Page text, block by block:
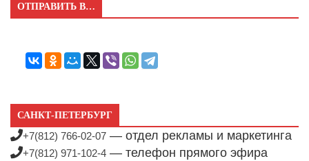
ОТПРАВИТЬ В…
САНКТ-ПЕТЕРБУРГ
+7(812) 766-02-07 — отдел рекламы и маркетинга
+7(812) 971-102-4 — телефон прямого эфира